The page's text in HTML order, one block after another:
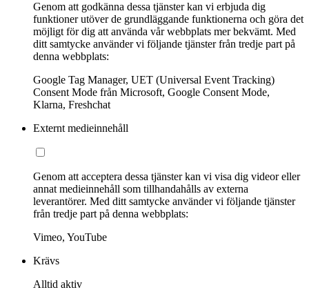
Genom att godkänna dessa tjänster kan vi erbjuda dig
funktioner utöver de grundläggande funktionerna och göra det
möjligt för dig att använda vår webbplats mer bekvämt. Med
ditt samtycke använder vi följande tjänster från tredje part på
denna webbplats:
Google Tag Manager, UET (Universal Event Tracking)
Consent Mode från Microsoft, Google Consent Mode,
Klarna, Freshchat
Externt medieinnehåll
Genom att acceptera dessa tjänster kan vi visa dig videor eller
annat medieinnehåll som tillhandahålls av externa
leverantörer. Med ditt samtycke använder vi följande tjänster
från tredje part på denna webbplats:
Vimeo, YouTube
Krävs
Alltid aktiv